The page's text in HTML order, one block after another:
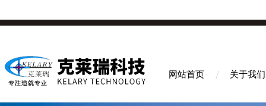
网站首页 关于我们